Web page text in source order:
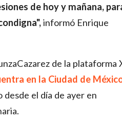
de hoy y mañana,
informó Enrique
de la plataforma
en la Ciudad de
desde el día de ayer en